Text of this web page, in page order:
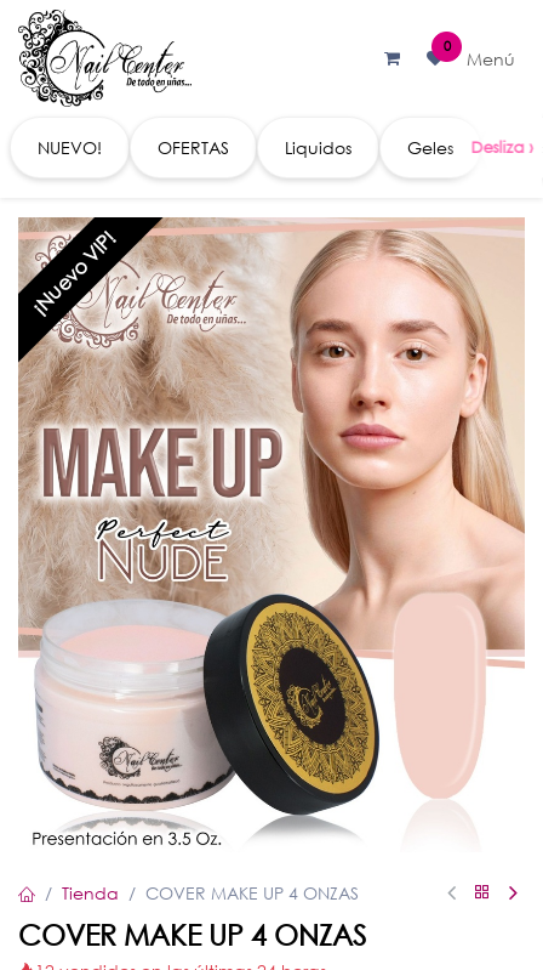
Ir al contenido
0
Menú
NUEVO! OFERTAS Liquidos Geles
¡Nuevo VIP!
Tienda COVER MAKE UP 4 ONZAS
COVER MAKE UP 4 ONZAS